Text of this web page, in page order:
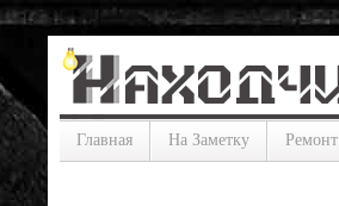
Главная На Заметку